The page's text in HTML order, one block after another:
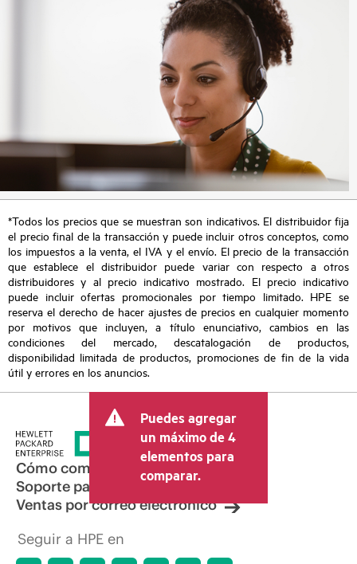
*Todos los precios que se muestran son indicativos. El distribuidor fija
el precio final de la transacción y puede incluir otros conceptos, como
los impuestos a la venta, el IVA y el envío. El precio de la transacción
que establece el distribuidor puede variar con respecto a otros
distribuidores y al precio indicativo mostrado. El precio indicativo
puede incluir ofertas promocionales por tiempo limitado. HPE se
reserva el derecho de hacer ajustes de precios en cualquier momento
por motivos que incluyen, a título enunciativo, cambios en las
condiciones del mercado, descatalogación de productos,
disponibilidad limitada de productos, promociones de fin de la vida
útil y errores en los anuncios.
Puedes agregar
un máximo de 4
elementos para
comparar.
Cómo comprar
Soporte para productos
Ventas por correo electrónico
Seguir a HPE en